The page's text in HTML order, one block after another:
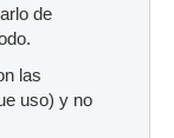
de
las
uso) y no